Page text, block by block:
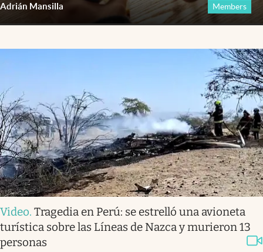
Adrián Mansilla Members
Video. Tragedia en Perú: se estrelló una avioneta
turística sobre las Líneas de Nazca y murieron 13
personas